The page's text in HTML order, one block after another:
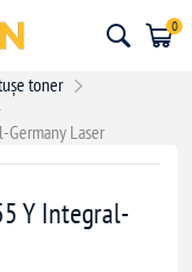
0
toner
Germany Laser
Y Integral-